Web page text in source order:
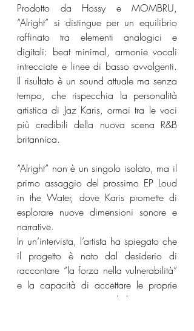
Prodotto da Hossy e MOMBRU,
“Alright” si distingue per un equilibrio
raffinato tra elementi analogici e
digitali: beat minimal, armonie vocali
intrecciate e linee di basso avvolgenti.
Il risultato è un sound attuale ma senza
tempo, che rispecchia la personalità
artistica di Jaz Karis, ormai tra le voci
più credibili della nuova scena R&B
britannica.
“Alright” non è un singolo isolato, ma il
primo assaggio del prossimo EP Loud
in the Water, dove Karis promette di
esplorare nuove dimensioni sonore e
narrative.
In un’intervista, l’artista ha spiegato che
il progetto è nato dal desiderio di
raccontare “la forza nella vulnerabilità”
e la capacità di accettare le proprie
emozioni senza nasconderle.